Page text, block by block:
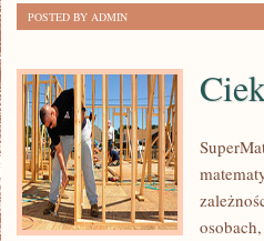
POSTED BY ADMIN